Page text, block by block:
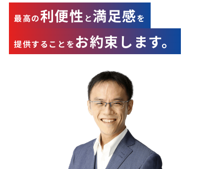
最高の利便性 と満足感を
提供することをお約束します。